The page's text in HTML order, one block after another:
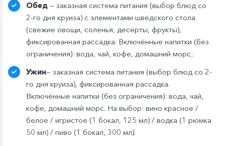
Обед — заказная система питания (выбор блюд со
2-го дня круиза) с элементами шведского стола
(свежие овощи, соленья, десерты, фрукты),
фиксированная рассадка. Включённые напитки (без
ограничения): вода, чай, кофе, домашний морс;
Ужин— заказная система питания (выбор блюд со 2-
го дня круиза), фиксированная рассадка.
Включённые напитки (без ограничения): вода, чай,
кофе, домашний морс. На выбор: вино красное /
белое / игристое (1 бокал, 125 мл) / водка (1 рюмка
50 мл) / пиво (1 бокал, 300 мл).